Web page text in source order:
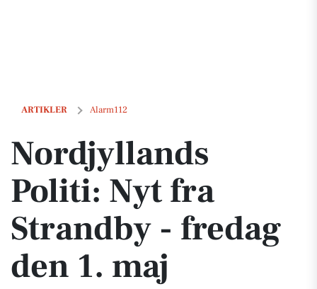
ARTIKLER Alarm112
Nordjyllands Politi: Nyt fra Strandby - fredag den 1. maj
Nordjyllands
Politi: Nyt fra
Strandby - fredag
den 1. maj